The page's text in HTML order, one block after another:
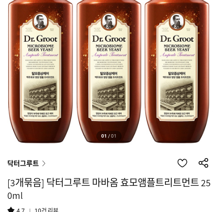
01 /01
닥터그루트
[3개묶음] 닥터그루트 마바옴 효모앰플트리트먼트 25
0ml